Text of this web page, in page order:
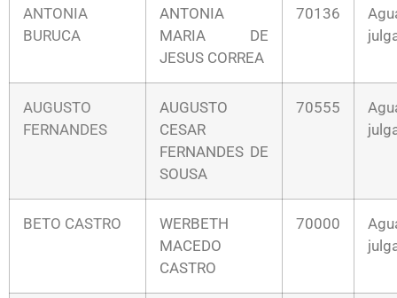
ANTONIA
BURUCA
ANTONIA
MARIA DE
JESUS CORREA
70136
AUGUSTO
FERNANDES
AUGUSTO
CESAR
FERNANDES DE
SOUSA
70555
BETO CASTRO
WERBETH
MACEDO
CASTRO
70000